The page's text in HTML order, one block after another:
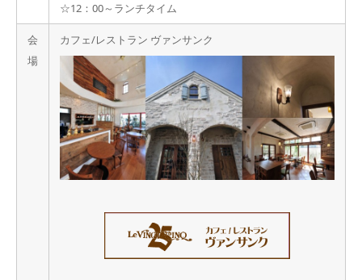
☆12：00～ランチタイム
会
場
カフェ/レストラン ヴァンサンク